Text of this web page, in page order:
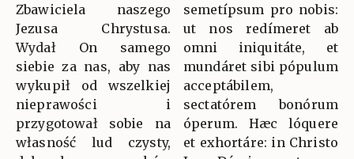
Zbawiciela naszego
Jezusa Chrystusa.
Wydał On samego
siebie za nas, aby nas
wykupił od wszelkiej
nieprawości i
przygotował sobie na
własność lud czysty,
semetípsum pro nobis:
ut nos redímeret ab
omni iniquitáte, et
mundáret sibi pópulum
acceptábilem,
sectatórem bonórum
óperum. Hæc lóquere
et exhortáre: in Christo